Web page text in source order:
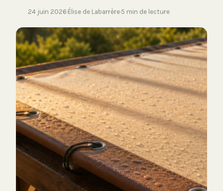
24 juin 2026·Élise de Labarrère·5 min de lecture